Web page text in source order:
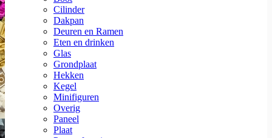
Cilinder
Dakpan
Deuren en Ramen
Eten en drinken
Glas
Grondplaat
Hekken
Kegel
Minifiguren
Overig
Paneel
Plaat